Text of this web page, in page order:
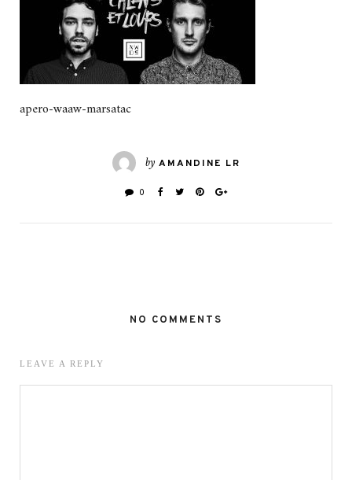
apero-waaw-marsatac
by AMANDINE LR
0
NO COMMENTS
LEAVE A REPLY